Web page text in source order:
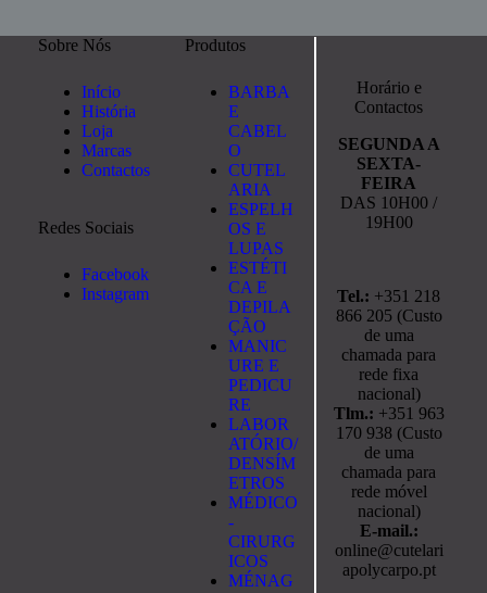
Sobre Nós
Início
História
Loja
Marcas
Contactos
Redes Sociais
Facebook
Instagram
Produtos
BARBA
E
CABEL
O
CUTEL
ARIA
ESPELH
OS E
LUPAS
ESTÉTI
CA E
DEPILA
ÇÃO
MANIC
URE E
PEDICU
RE
LABOR
ATÓRIO/
DENSÍM
ETROS
MÉDICO
-
CIRURG
ICOS
MÉNAG
Horário e
Contactos
SEGUNDA A
SEXTA-
FEIRA
DAS 10H00 /
19H00
Tel.: +351 218
866 205 (Custo
de uma
chamada para
rede fixa
nacional)
Tlm.: +351 963
170 938 (Custo
de uma
chamada para
rede móvel
nacional)
E-mail.:
online@cutelari
apolycarpo.pt